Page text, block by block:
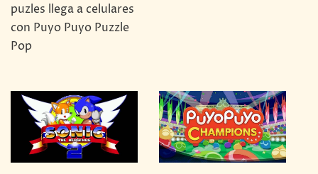
puzles llega a celulares
con Puyo Puyo Puzzle
Pop